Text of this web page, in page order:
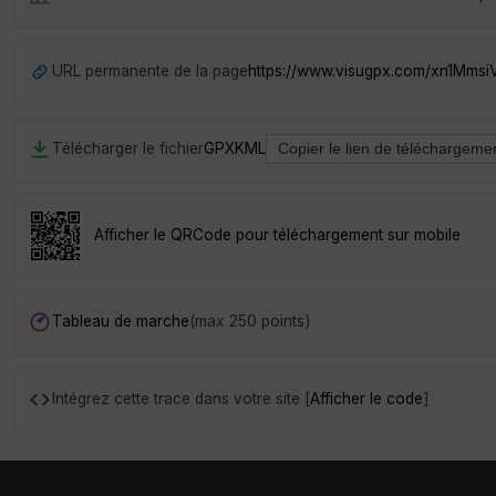
URL permanente de la pagehttps://www.visugpx.com/
Télécharger le fichierGPXKML
Afficher le QRCode pour téléchargement sur mobile
Tableau de marche(max 250 points)
Intégrez cette trace dans votre site [Afficher le code]